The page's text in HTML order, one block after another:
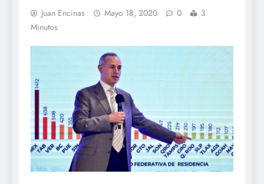
Juan Encinas Mayo 18, 2020 0
3
Minutos